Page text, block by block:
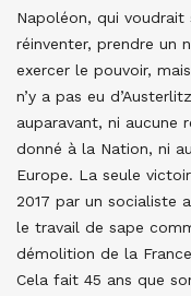
Napoléon, qui voudrait
réinventer, prendre un
exercer le pouvoir,
n’y a pas eu
auparavant, ni aucune
donné à la Nation, ni
Europe. La seule
2017 par un socialiste
le travail de sape
démolition de la
Cela fait 45 ans que